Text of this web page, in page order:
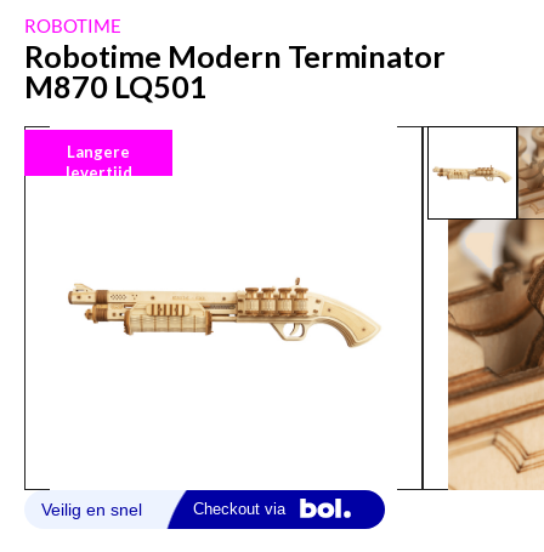
Langere
levertijd
ROBOTIME
Robotime Modern Terminator
M870 LQ501